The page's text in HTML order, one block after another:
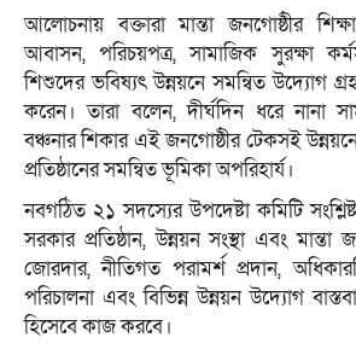
আলোচনায় বক্তারা মান্তা জনগোষ্ঠীর
আবাসন, পরিচয়পত্র, সামাজিক সুরক্ষা
শিশুদের ভবিষ্যৎ উন্নয়নে সমন্বিত উদ্যোগ
করেন। তারা বলেন, দীর্ঘদিন ধরে নানা
বঞ্চনার শিকার এই জনগোষ্ঠীর টেকসই
প্রতিষ্ঠানের সমন্বিত ভূমিকা অপরিহার্য।
নবগঠিত ২১ সদস্যের উপদেষ্টা কমিটি
সরকার প্রতিষ্ঠান, উন্নয়ন সংস্থা এবং মান্তা
জোরদার, নীতিগত পরামর্শ প্রদান,
পরিচালনা এবং বিভিন্ন উন্নয়ন উদ্যোগ
হিসেবে কাজ করবে।